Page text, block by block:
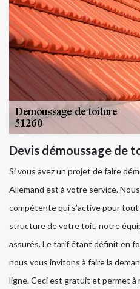
Devis démoussage de
Si vous avez un projet de faire
Allemand est à votre service.
compétente qui s’active pour
structure de votre toit, notre
assurés. Le tarif étant définit en
nous vous invitons à faire la
ligne. Ceci est gratuit et permet à